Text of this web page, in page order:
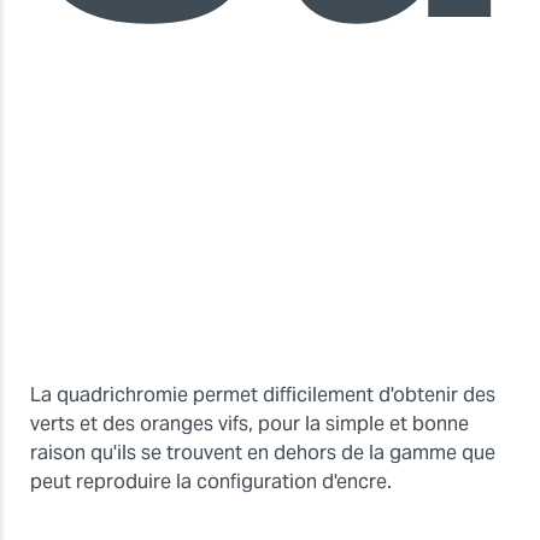
La quadrichromie permet difficilement d'obtenir des
verts et des oranges vifs, pour la simple et bonne
raison qu'ils se trouvent en dehors de la gamme que
peut reproduire la configuration d'encre.